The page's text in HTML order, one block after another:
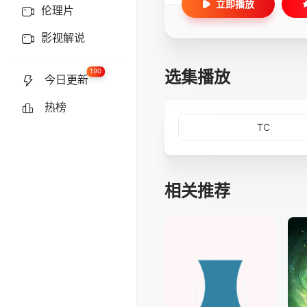
伦理片
影视解说
今日更新
190
热榜
立即播放
选集播放
TC
相关推荐